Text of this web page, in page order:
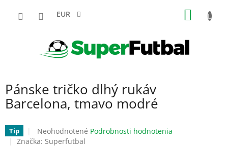
EUR
Pánske tričko dlhý rukáv
Barcelona, tmavo modré
Tip
Priemerné
hodnotenie
Neohodnotené Podrobnosti hodnotenia
Značka: Superfutbal